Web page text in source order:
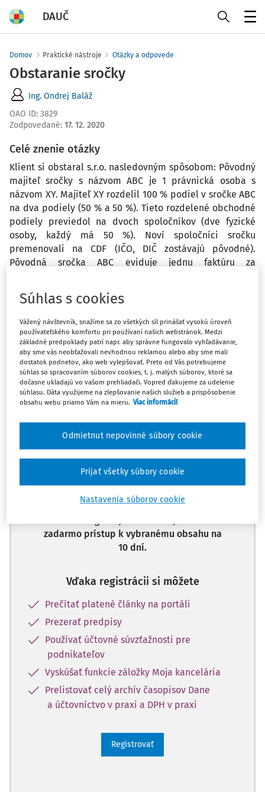
DAUČ
Domov Praktické nástroje Otázky a odpovede
Obstaranie sročky
Ing. Ondrej Baláž
OAO ID: 3829
Zodpovedané: 17. 12. 2020
Celé znenie otázky
Klient si obstaral s.r.o. nasledovným spôsobom: Pôvodný
majiteľ sročky s názvom ABC je 1 právnická osoba s
názvom XY. Majiteľ XY rozdelil 100 % podiel v sročke ABC
na dva podiely (50 % a 50 %). Tieto rozdelené obchodné
podiely previedol na dvoch spoločníkov (dve fyzické
osoby, každý má 50 %). Noví spoločníci sročku
premenovali na CDF (IČO, DIČ zostávajú pôvodné).
Pôvodná sročka ABC eviduje jednu faktúru za
môj klient. Mojim klientom je spoločnosť CDF. Ako
správne zaúčtovať otváraciu súvahu ? A ako zaúčtovať tú
jednu faktúru?
Odpoveď
Máte predplatné? Prihláste sa
Zatiaľ ste si prečítali len začiatok...
Celý dokument je len pre predplatiteľov.
zadarmo prístup k vybranému obsahu na
10 dní.
Vďaka registrácii si môžete
Prečítať platené články na portáli
Prezerať predpisy
Používať účtovné súvzťažnosti pre
podnikateľov
Vyskúšať funkcie záložky Moja kancelária
Prelistovať celý archív časopisov Dane
a účtovníctvo v praxi a DPH v praxi
Registrovať
Súhlas s cookies
Vážený návštevník, snažíme sa zo všetkých síl prinášať vysokú úroveň
používateľského komfortu pri používaní našich webstránok. Medzi
základné predpoklady patrí napr. aby správne fungovalo vyhľadávanie,
aby sme vás neobťažovali nevhodnou reklamou alebo aby sme mali
dostatok podnetov, ako web vylepšovať. Preto od Vás potrebujeme
súhlas so spracovaním súborov cookies, t. j. malých súborov, ktoré sa
dočasne ukladajú vo vašom prehliadači. Vopred ďakujeme za udelenie
súhlasu. Dáta využijeme na zlepšovanie našich služieb a prispôsobenie
obsahu webu priamo Vám na mieru. Viac informácií
Nastavenia súborov cookie
Odmietnut nepovinné súbory cookie
Prijať všetky súbory cookie